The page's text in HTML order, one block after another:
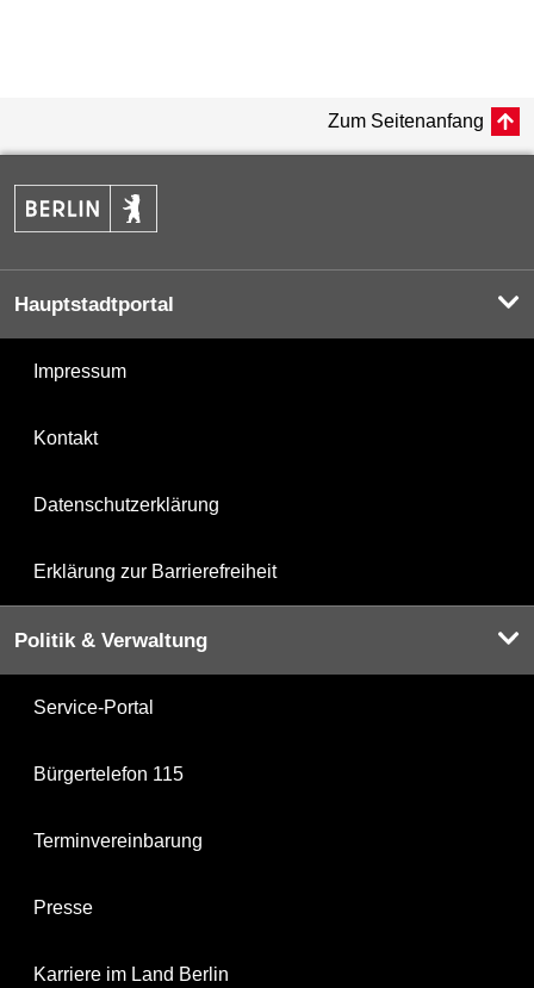
Zum Seitenanfang
Hauptstadtportal
Impressum
Kontakt
Datenschutzerklärung
Erklärung zur Barrierefreiheit
Politik & Verwaltung
Service-Portal
Bürgertelefon 115
Terminvereinbarung
Presse
Karriere im Land Berlin